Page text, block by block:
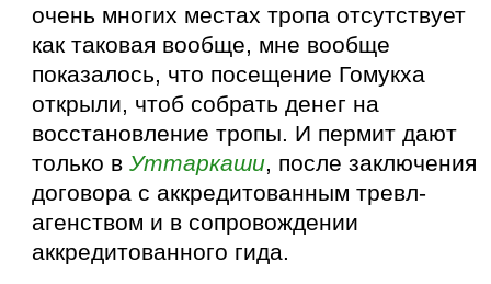
очень многих местах тропа отсутствует
как таковая вообще, мне вообще
показалось, что посещение Гомукха
открыли, чтоб собрать денег на
восстановление тропы. И пермит дают
только вУттаркаши, после заключения
договора с аккредитованным тревл-
агенством и в сопровождении
аккредитованного гида.